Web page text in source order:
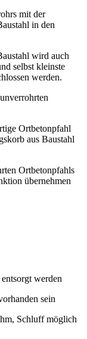
mit der
in den
wird auch
selbst kleinste
werden.
Ortbetonpfahl
aus Baustahl
Ortbetonpfahls
übernehmen
werden
sein
Schluff möglich